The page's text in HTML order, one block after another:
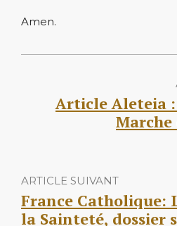
Amen.
Article Aleteia :
Marche
ARTICLE SUIVANT
France Catholique:
la Sainteté, dossier